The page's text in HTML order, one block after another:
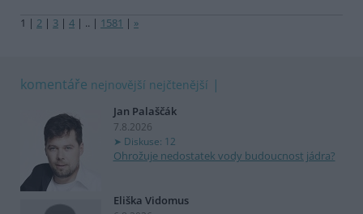
1 | 2 | 3 | 4 | .. | 1581 | »
komentáře nejnovější nejčtenější
Jan Palaščák
7.8.2026
Diskuse: 12
Ohrožuje nedostatek vody budoucnost jádra?
Eliška Vidomus